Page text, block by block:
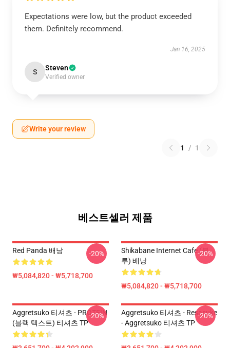
Expectations were low, but the product exceeded
them. Definitely recommend.
Jan 16, 2025
S Steven
Verified owner
Write your review
1 / 1
베스트셀러 제품
Red Panda 배낭
₩5,084,820 - ₩5,718,700
-20%
Shikabane Internet Cafe (블
루) 배낭
₩5,084,820 - ₩5,718,700
-20%
Aggretsuko 티셔츠 - PROTEIN
(블랙 텍스트) 티셔츠 TP
-20%
Aggretsuko 티셔츠 - Resasuke
- Aggretsuko 티셔츠 TP
-20%